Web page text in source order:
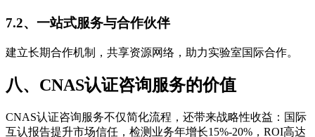
7.2、一站式服务与合作伙伴
建立长期合作机制，共享资源网络，助力实验室国际合作。
八、CNAS认证咨询服务的价值
CNAS认证咨询服务不仅简化流程，还带来战略性收益：国际
互认报告提升市场信任，检测业务年增长15%-20%，ROI高达